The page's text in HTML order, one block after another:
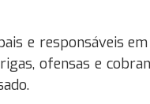
e responsáveis
ofensas e